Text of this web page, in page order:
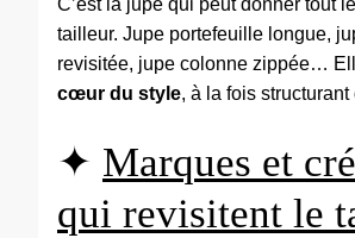
C’est la jupe qui peut donner tout
tailleur. Jupe portefeuille longue,
revisitée, jupe colonne zippée…
cœur du style, à la fois structurant
✦ Marques et
qui revisitent le